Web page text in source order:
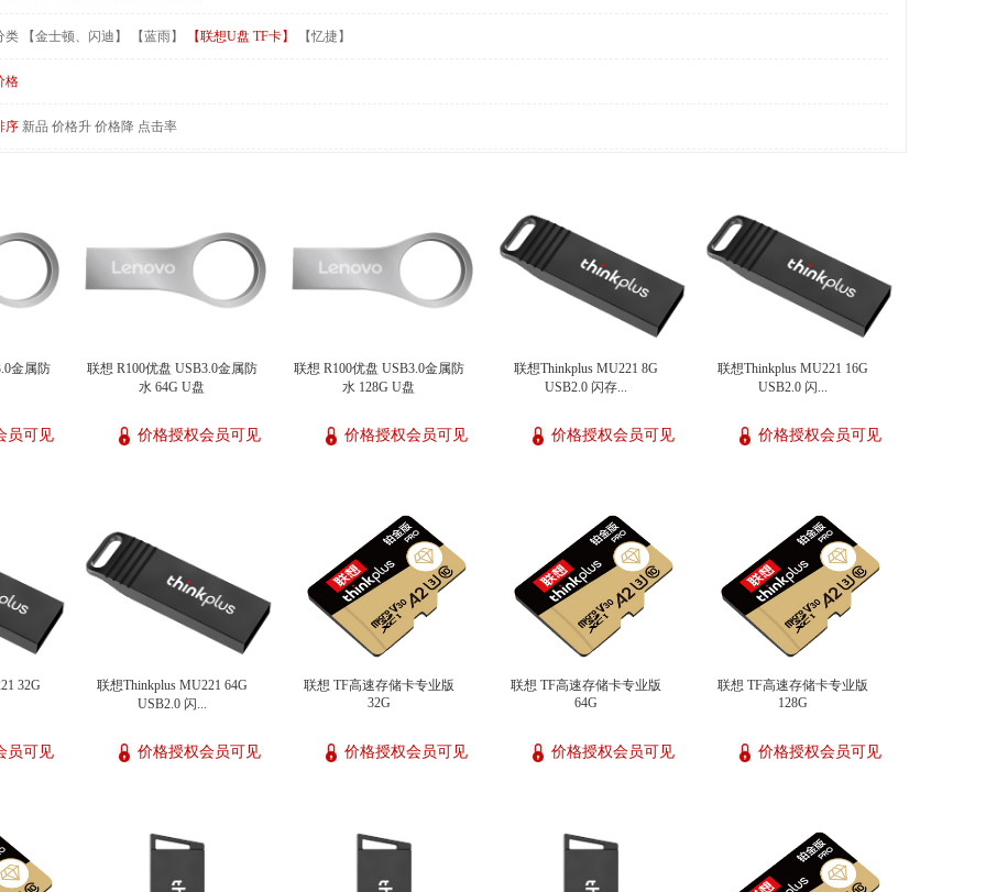
类 【金士顿、闪迪】 【蓝雨】 【联想U盘 TF卡】 【忆捷】
格
序 新品 价格升 价格降 点击率
金属防
员可见
联想 R100优盘 USB3.0金属防
水 64G U盘
价格授权会员可见
联想 R100优盘 USB3.0金属防
水 128G U盘
价格授权会员可见
联想Thinkplus MU221 8G
USB2.0 闪存...
价格授权会员可见
联想Thinkplus MU221 16G
USB2.0 闪...
价格授权会员可见
32G
员可见
联想Thinkplus MU221 64G
USB2.0 闪...
价格授权会员可见
联想 TF高速存储卡专业版
32G
价格授权会员可见
联想 TF高速存储卡专业版
64G
价格授权会员可见
联想 TF高速存储卡专业版
128G
价格授权会员可见